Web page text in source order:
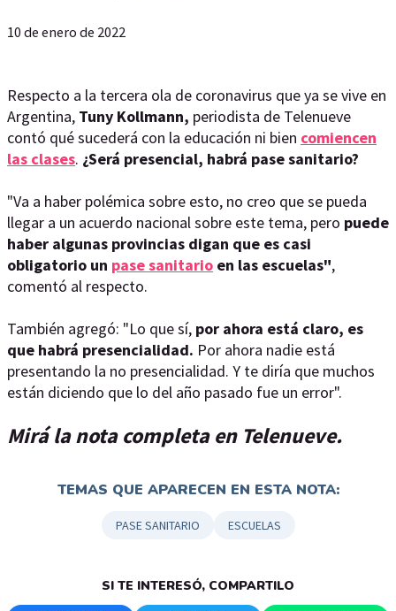
10 de enero de 2022
Respecto a la tercera ola de coronavirus que ya se vive en
Argentina, Tuny Kollmann, periodista de Telenueve
contó qué sucederá con la educación ni bien comiencen
las clases. ¿Será presencial, habrá pase sanitario?
"Va a haber polémica sobre esto, no creo que se pueda
llegar a un acuerdo nacional sobre este tema, pero puede
haber algunas provincias digan que es casi
obligatorio un pase sanitario en las escuelas",
comentó al respecto.
También agregó: "Lo que sí, por ahora está claro, es
que habrá presencialidad. Por ahora nadie está
presentando la no presencialidad. Y te diría que muchos
están diciendo que lo del año pasado fue un error".
Mirá la nota completa en Telenueve.
TEMAS QUE APARECEN EN ESTA NOTA:
PASE SANITARIO ESCUELAS
SI TE INTERESÓ, COMPARTILO